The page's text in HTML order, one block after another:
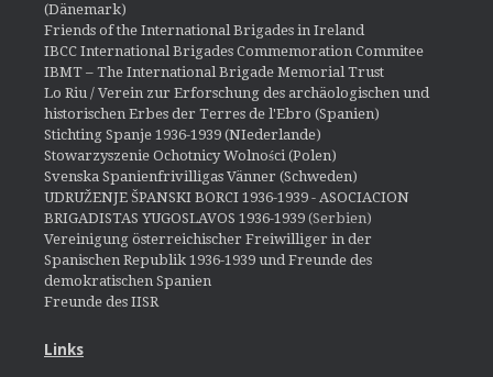
(Dänemark)
Friends of the International Brigades in Ireland
IBCC International Brigades Commemoration Commitee
IBMT – The International Brigade Memorial Trust
Lo Riu / Verein zur Erforschung des archäologischen und
historischen Erbes der Terres de l'Ebro (Spanien)
Stichting Spanje 1936-1939 (NIederlande)
Stowarzyszenie Ochotnicy Wolności (Polen)
Svenska Spanienfrivilligas Vänner (Schweden)
UDRUŽENJE ŠPANSKI BORCI 1936-1939 - ASOCIACION
BRIGADISTAS YUGOSLAVOS 1936-1939 (Serbien)
Vereinigung österreichischer Freiwilliger in der
Spanischen Republik 1936-1939 und Freunde des
demokratischen Spanien
Freunde des IISR
Links